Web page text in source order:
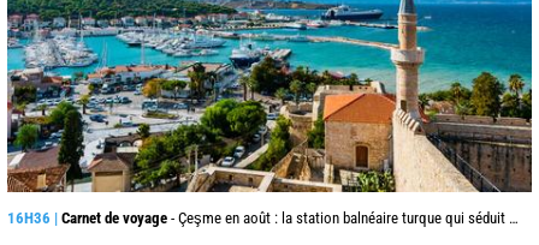
16H36 | Carnet de voyage - Çeşme en août : la station balnéaire turque qui séduit jusque de l’autre côté de la mer Égée